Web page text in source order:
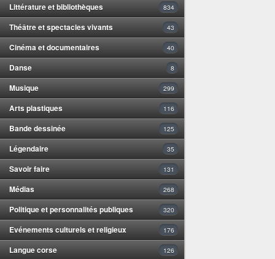
Littérature et bibliothèques 834
Théâtre et spectacles vivants 43
Cinéma et documentaires 40
Danse 8
Musique 299
Arts plastiques 116
Bande dessinée 125
Légendaire 35
Savoir faire 131
Médias 268
Politique et personnalités publiques 320
Evénements culturels et religieux 176
Langue corse 126